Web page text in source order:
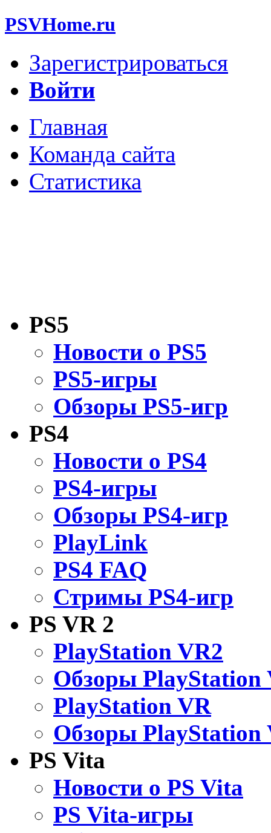
PSVHome.ru
Зарегистрироваться
Войти
Главная
Команда сайта
Статистика
PS5
Новости о PS5
PS5-игры
Обзоры PS5-игр
PS4
Новости о PS4
PS4-игры
Обзоры PS4-игр
PlayLink
PS4 FAQ
Стримы PS4-игр
PS VR 2
PlayStation VR2
Обзоры PlayStation
PlayStation VR
Обзоры PlayStation
PS Vita
Новости о PS Vita
PS Vita-игры